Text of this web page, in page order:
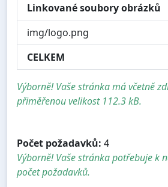
Linkované soubory obrázků
img/logo.png
CELKEM
Výborně! Vaše stránka má včetně
přiměřenou velikost 112.3 kB.
Počet požadavků: 4
Výborně! Vaše stránka potřebuje k
počet požadavků.